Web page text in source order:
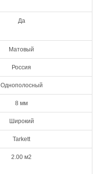
Да
Матовый
Россия
Однополосный
8 мм
Широкий
Tarkett
2.00 м2